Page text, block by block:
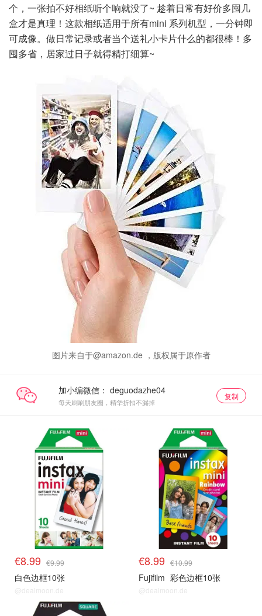
个，一张拍不好相纸听个响就没了~ 趁着日常有好价多囤几
盒才是真理！这款相纸适用于所有mini 系列机型，一分钟即
可成像。做日常记录或者当个送礼小卡片什么的都很棒！多
囤多省，居家过日子就得精打细算~
图片来自于@amazon.de ，版权属于原作者
加小编微信：
每天刷刷朋友圈，精华折扣不漏掉
复制
€8.99 €9.99
白色边框10张
@dealmoon.de
€8.99 €10.99
Fujifilm 彩色边框10张
@dealmoon.de